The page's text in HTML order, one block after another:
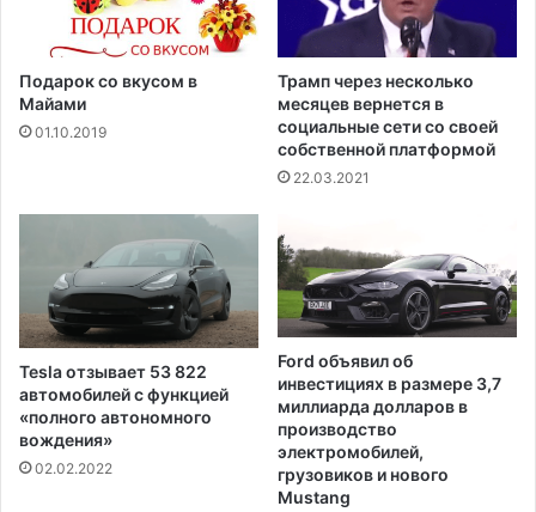
и
в
ш
н
у
о
т
C
o
v
в
а
н
о
я
к
о
б
ы
у
Подарок со вкусом в
Майами
01.10.2019
Трамп через несколько
месяцев вернется в
социальные сети со своей
собственной платформой
22.03.2021
Tesla отзывает 53 822
автомобилей с функцией
«полного автономного
вождения»
02.02.2022
Ford объявил об
инвестициях в размере 3,7
миллиарда долларов в
производство
электромобилей,
грузовиков и нового
Mustang